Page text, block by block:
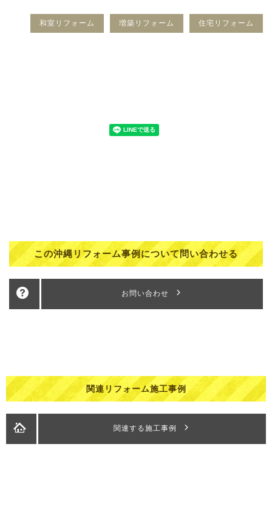
住宅リフォーム
増築リフォーム
和室リフォーム
この沖縄リフォーム事例について問い合わせる
お問い合わせ
関連リフォーム施工事例
関連する施工事例